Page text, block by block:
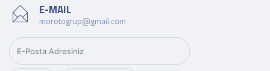
E-MAIL
morotogrup@gmail.com